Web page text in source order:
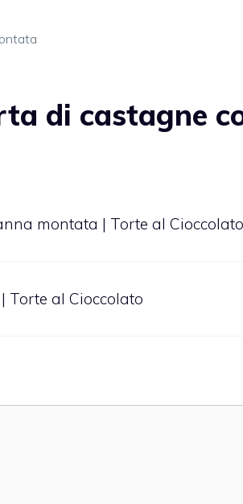
di castagne
montata | Torte al Cioccolato
Torte al Cioccolato